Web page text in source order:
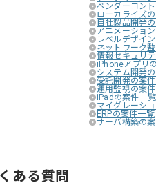
ベンダーコン
ローカライズ
自社製品開発
アニメーショ
レベルデザイ
ネットワーク
情報セキュリ
iPhoneアプリ
システム開発
受託開発の案
運用監視の案
iPadの案件一覧
マイグレーシ
ERPの案件一覧
サーバ構築の
ある質問